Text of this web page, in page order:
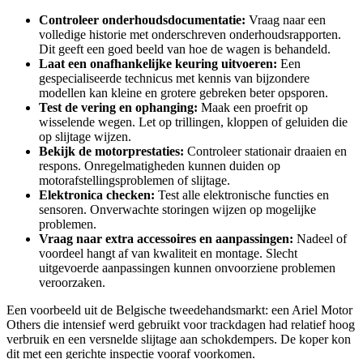
Controleer onderhoudsdocumentatie: Vraag naar een
volledige historie met onderschreven onderhoudsrapporten.
Dit geeft een goed beeld van hoe de wagen is behandeld.
Laat een onafhankelijke keuring uitvoeren: Een
gespecialiseerde technicus met kennis van bijzondere
modellen kan kleine en grotere gebreken beter opsporen.
Test de vering en ophanging: Maak een proefrit op
wisselende wegen. Let op trillingen, kloppen of geluiden die
op slijtage wijzen.
Bekijk de motorprestaties: Controleer stationair draaien en
respons. Onregelmatigheden kunnen duiden op
motorafstellingsproblemen of slijtage.
Elektronica checken: Test alle elektronische functies en
sensoren. Onverwachte storingen wijzen op mogelijke
problemen.
Vraag naar extra accessoires en aanpassingen: Nadeel of
voordeel hangt af van kwaliteit en montage. Slecht
uitgevoerde aanpassingen kunnen onvoorziene problemen
veroorzaken.
Een voorbeeld uit de Belgische tweedehandsmarkt: een Ariel Motor
Others die intensief werd gebruikt voor trackdagen had relatief hoog
verbruik en een versnelde slijtage aan schokdempers. De koper kon
dit met een gerichte inspectie vooraf voorkomen.